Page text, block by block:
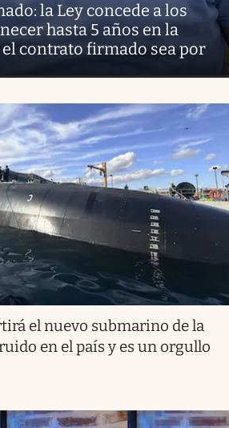
la Ley concede a los
hasta 5 años en la
contrato firmado sea por
el nuevo submarino de la
en el país y es un orgullo